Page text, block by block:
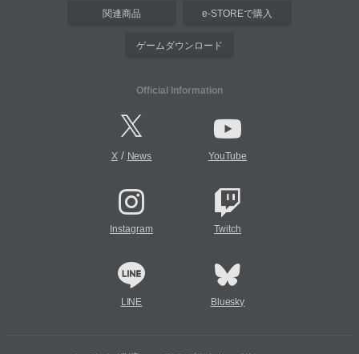
関連商品 e-STOREで購入
ゲームダウンロード
Official Information
X/ News YouTube
Instagram Twitch
LINE Bluesky